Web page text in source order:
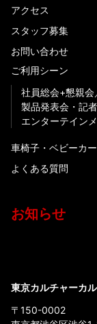
アクセス
スタッフ募集
お問い合わせ
ご利用シーン
社員総会+懇親会
製品発表会・記
エンターテイン
車椅子・ベビーカ
よくある質問
お知らせ
東京カルチャーカ
〒150-0002